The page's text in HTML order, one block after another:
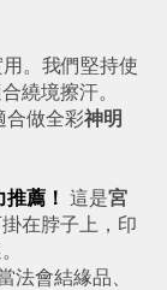
。我們堅持使
繞境擦汗。
合做全彩神明
薦！ 這是宮
在脖子上，印
法會結緣品、